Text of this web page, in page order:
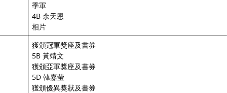
季軍
4B 余天恩
相片
獲頒冠軍獎座及書券
5B 黃靖文
獲頒亞軍獎座及書券
5D 韓嘉莹
獲頒優異獎狀及書券